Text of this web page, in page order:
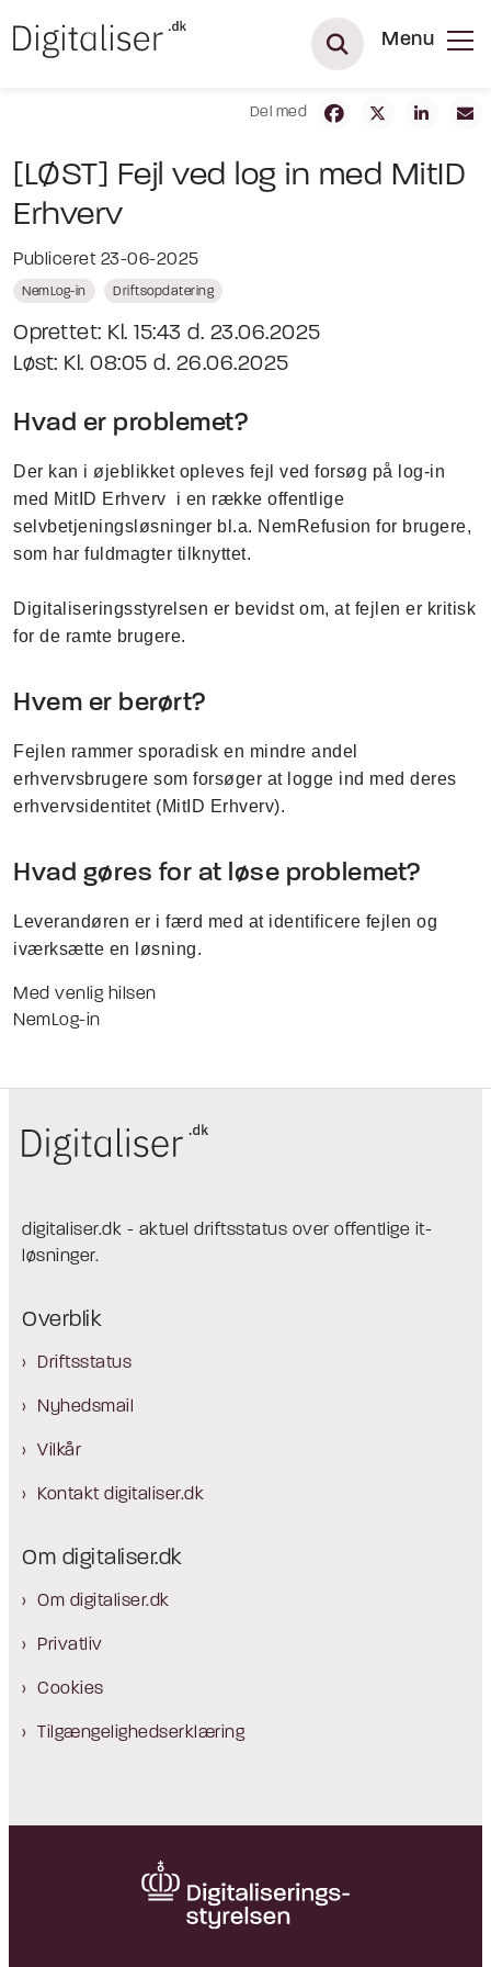
Menu
Del med
[LØST] Fejl ved log in med MitID
Erhverv
Publiceret 23-06-2025
NemLog-in Driftsopdatering
Oprettet: Kl. 15:43 d. 23.06.2025
Løst: Kl. 08:05 d. 26.06.2025
Hvad er problemet?
Der kan i øjeblikket opleves fejl ved forsøg på log-in
med MitID Erhverv i en række offentlige
selvbetjeningsløsninger bl.a. NemRefusion for brugere,
som har fuldmagter tilknyttet.
Digitaliseringsstyrelsen er bevidst om, at fejlen er kritisk
for de ramte brugere.
Hvem er berørt?
Fejlen rammer sporadisk en mindre andel
erhvervsbrugere som forsøger at logge ind med deres
erhvervsidentitet (MitID Erhverv).
Hvad gøres for at løse problemet?
Leverandøren er i færd med at identificere fejlen og
iværksætte en løsning.
Med venlig hilsen
NemLog-in
digitaliser.dk - aktuel driftsstatus over offentlige it-
løsninger.
Overblik
Driftsstatus
Nyhedsmail
Vilkår
Kontakt digitaliser.dk
Om digitaliser.dk
Om digitaliser.dk
Privatliv
Cookies
Tilgængelighedserklæring